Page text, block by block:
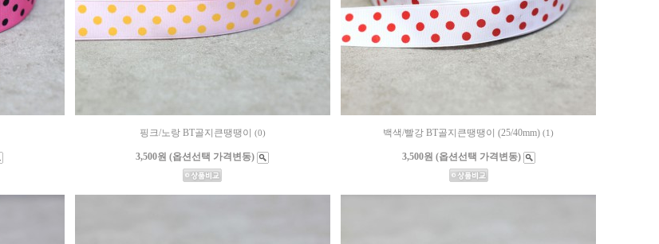
핑크/노랑 BT골지큰땡땡이 (0)
3,500원 (옵션선택 가격변동)
백색/빨강 BT골지큰땡땡이 (25/40mm) (1)
3,500원 (옵션선택 가격변동)